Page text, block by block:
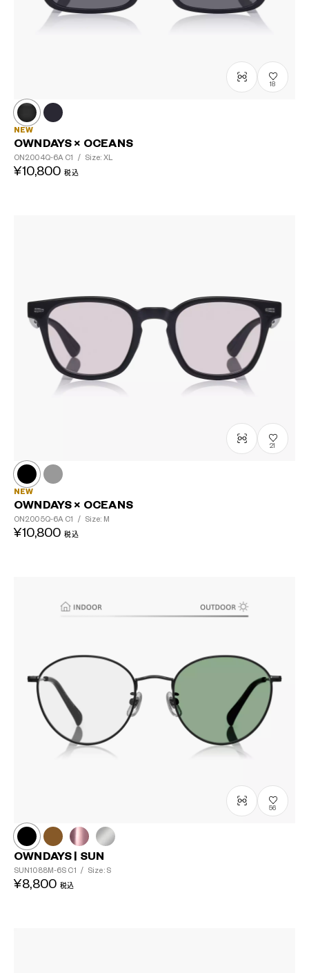
18
NEW
OWNDAYS × OCEANS
ON2004Q-6A C1 / Size: XL
¥10,800 税込
21
NEW
OWNDAYS × OCEANS
ON2005Q-6A C1 / Size: M
¥10,800 税込
56
OWNDAYS | SUN
SUN1088M-6S C1 / Size: S
¥8,800 税込